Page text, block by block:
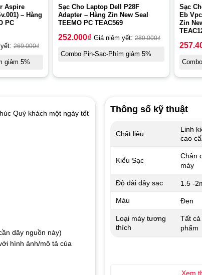
Aspire
– Hàng
PC
269.000₫
giảm 5%
Sạc Cho Laptop Dell P28F
Adapter – Hàng Zin New Seal
TEEMO PC TEAC569
252.000₫ Giá niêm yết: 280.000₫
Combo Pin-Sạc-Phím giảm 5%
Sạc
Eb
Zin
Quý khách một ngày tốt
dây nguồn này)
hình ảnh/mô tả của
Thông số kỹ thuật
Chất liệu
Linh
cao
Kiểu Sạc
Chân
máy
Độ dài dây sạc 1.5 -
Màu Đen
Loại máy tương
thích
Tất
phẩm
Xem